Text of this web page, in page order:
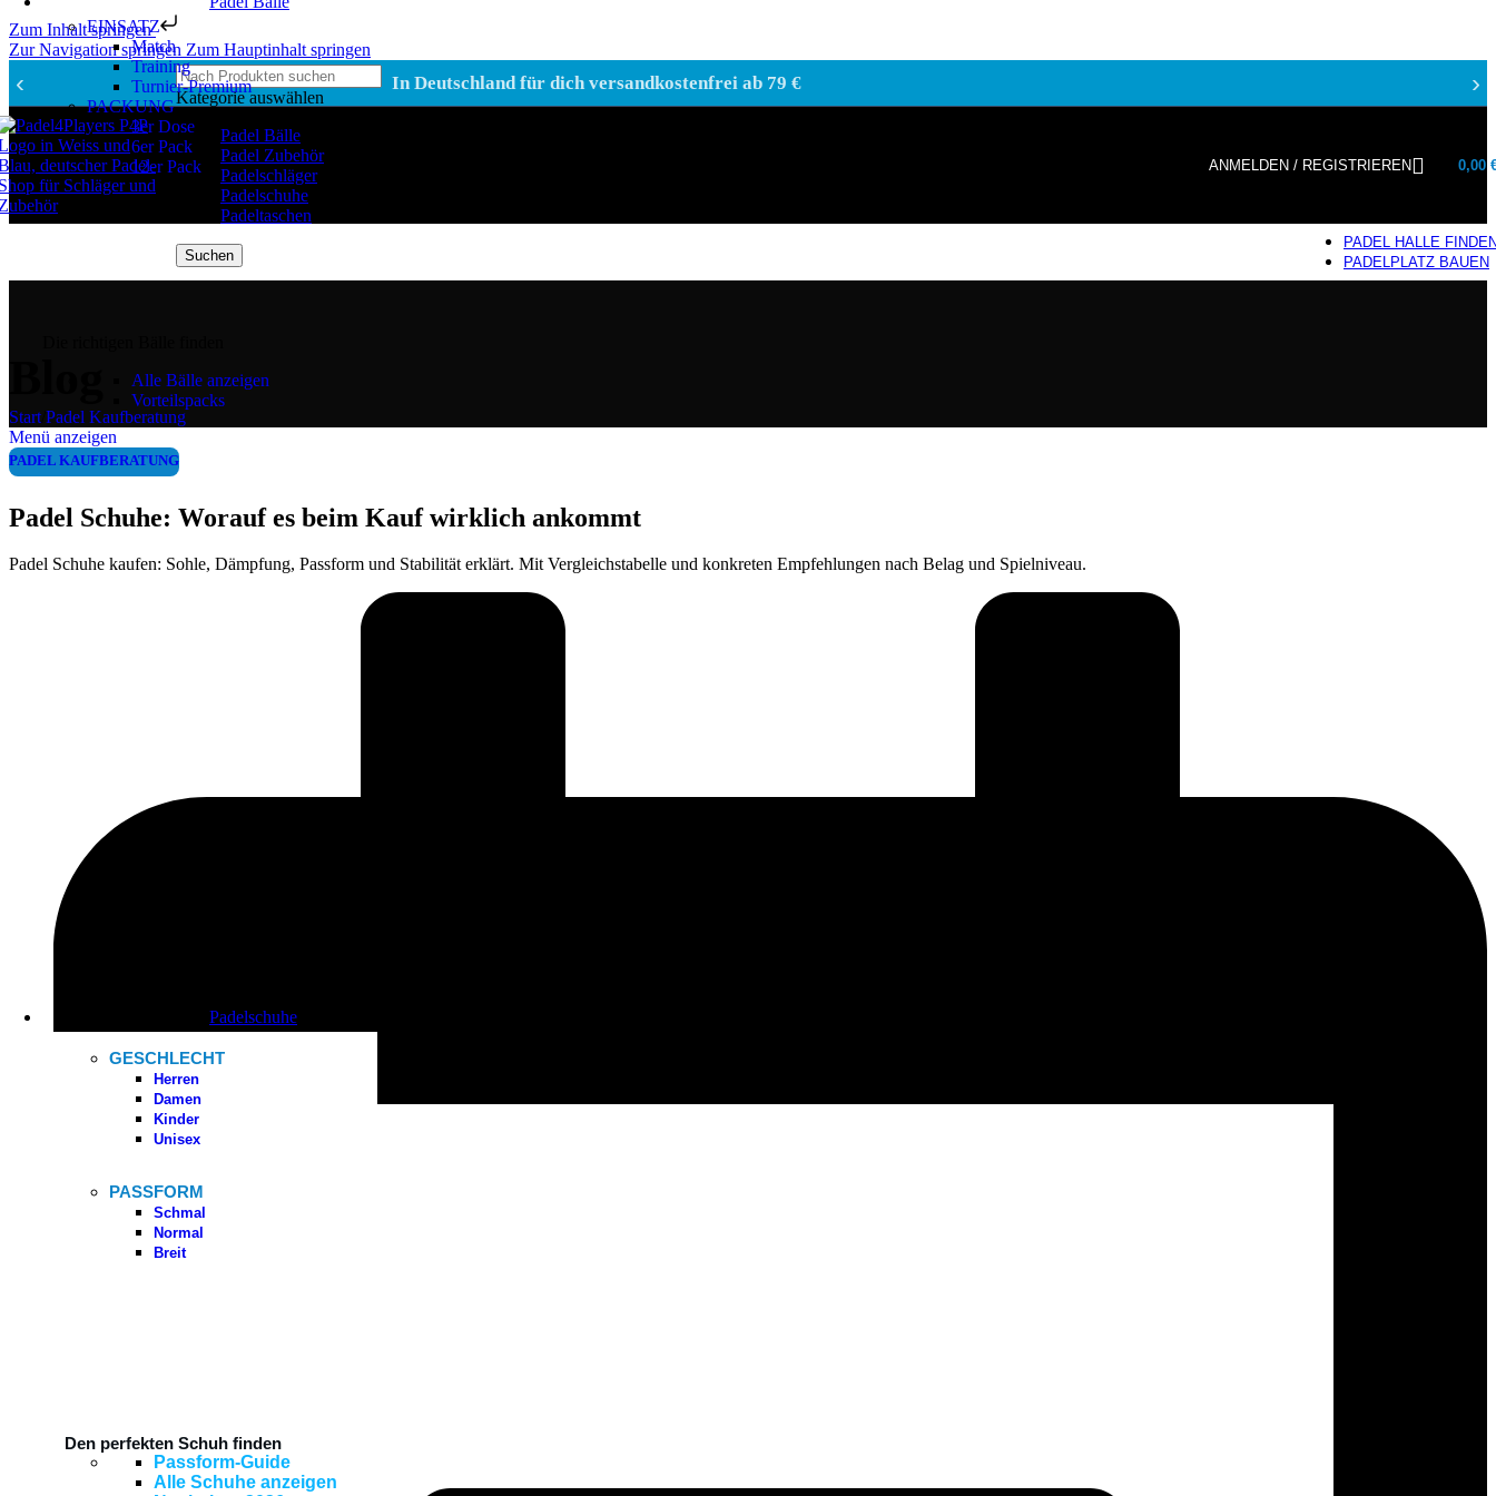
Zum Inhalt springen
Zur Navigation springen Zum Hauptinhalt springen
‹ In Deutschland für dich versandkostenfrei ab 79 € ›
Kategorie auswählen
Padel Bälle
Padel Zubehör
Padelschläger
Padelschuhe
Padeltaschen
Suchen
ANMELDEN / REGISTRIEREN 0,00
EINSATZ
Match
Training
Turnier-Premium
PACKUNG
3er Dose
6er Pack
12er Pack
Alle Bälle anzeigen
Vorteilspacks
Padelschuhe
GESCHLECHT
Herren
Damen
Kinder
Unisex
PASSFORM
Schmal
Normal
Breit
Den perfekten Schuh finden
Passform-Guide
Alle Schuhe anzeigen
PADEL HALLE
PADELPLATZ BAUEN
Start Padel Kaufberatung
Menü anzeigen
PADEL KAUFBERATUNG
Padel Schuhe: Worauf es beim Kauf wirklich ankommt
Padel Schuhe kaufen: Sohle, Dämpfung, Passform und Stabilität erklärt. Mit Vergleichstabelle und konkreten Empfehlungen nach Belag und Spielniveau.